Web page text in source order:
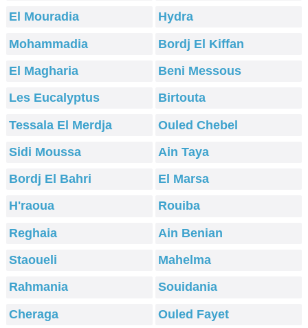
El Mouradia
Hydra
Mohammadia
Bordj El Kiffan
El Magharia
Beni Messous
Les Eucalyptus
Birtouta
Tessala El Merdja
Ouled Chebel
Sidi Moussa
Ain Taya
Bordj El Bahri
El Marsa
H'raoua
Rouiba
Reghaia
Ain Benian
Staoueli
Mahelma
Rahmania
Souidania
Cheraga
Ouled Fayet